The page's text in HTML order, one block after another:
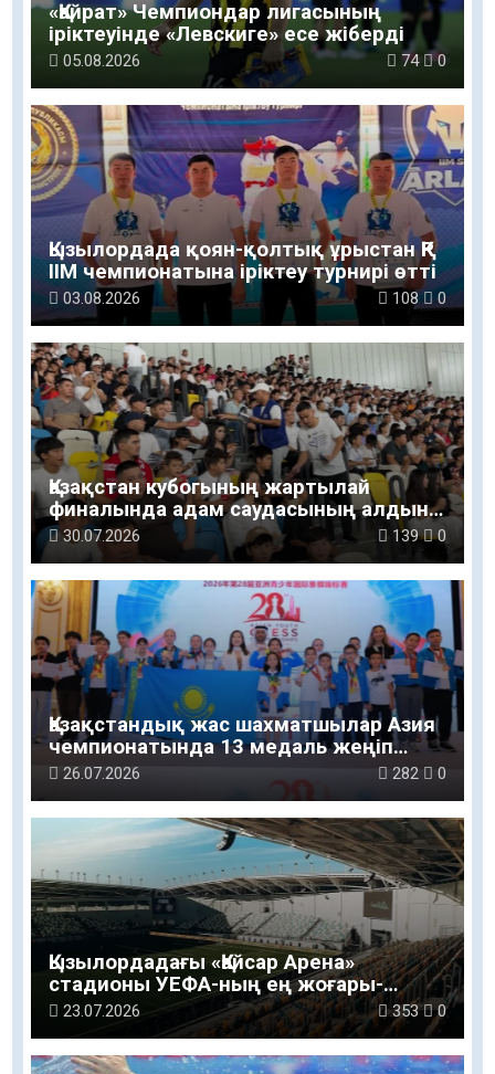
«Қайрат» Чемпиондар лигасының
іріктеуінде «Левскиге» есе жіберді
05.08.2026 74 0
Қызылордада қоян-қолтық ұрыстан ҚР
ІІМ чемпионатына іріктеу турнирі өтті
03.08.2026 108 0
Қазақстан кубогының жартылай
финалында адам саудасының алдын
алу бойынша ақпараттық-түсіндіру
жұмыстары жүргізілді
30.07.2026 139 0
Қазақстандық жас шахматшылар Азия
чемпионатында 13 медаль жеңіп
алды
26.07.2026 282 0
Қызылордадағы «Қайсар Арена»
стадионы УЕФА-ның ең жоғары-
төртінші санатын алды
23.07.2026 353 0